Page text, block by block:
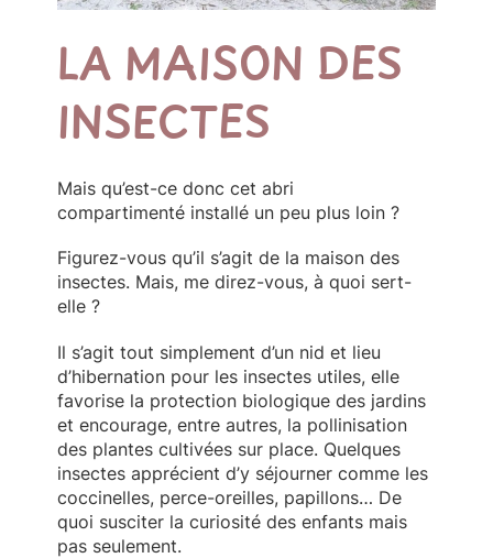
LA MAISON DES
INSECTES
Mais qu’est-ce donc cet abri
compartimenté installé un peu plus loin ?
Figurez-vous qu’il s’agit de la maison des
insectes. Mais, me direz-vous, à quoi sert-
elle ?
Il s’agit tout simplement d’un nid et lieu
d’hibernation pour les insectes utiles, elle
favorise la protection biologique des jardins
et encourage, entre autres, la pollinisation
des plantes cultivées sur place. Quelques
insectes apprécient d’y séjourner comme les
coccinelles, perce-oreilles, papillons… De
quoi susciter la curiosité des enfants mais
pas seulement.